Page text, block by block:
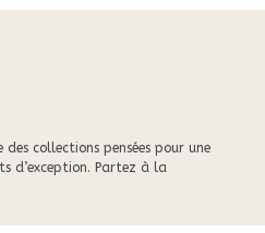
collections pensées pour une
d’exception. Partez à la